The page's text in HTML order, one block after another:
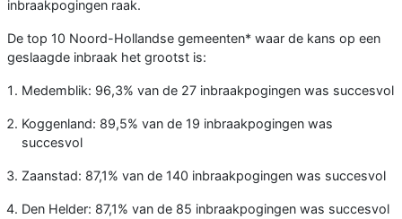
inbraakpogingen raak.
De top 10 Noord-Hollandse gemeenten* waar de kans op een
geslaagde inbraak het grootst is:
Medemblik: 96,3% van de 27 inbraakpogingen was succesvol
Koggenland: 89,5% van de 19 inbraakpogingen was
succesvol
Zaanstad: 87,1% van de 140 inbraakpogingen was succesvol
Den Helder: 87,1% van de 85 inbraakpogingen was succesvol